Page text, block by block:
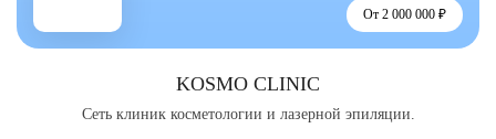
От 2 000 000 ₽
KOSMO CLINIC
Сеть клиник косметологии и лазерной эпиляции.